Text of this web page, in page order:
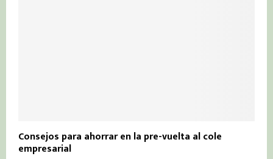
Consejos para ahorrar en la pre-vuelta al cole
empresarial